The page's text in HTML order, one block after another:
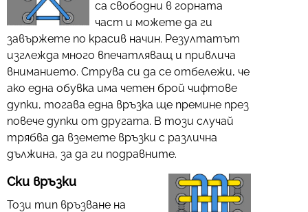
са свободни в горната
част и можете да ги
завържете по красив начин. Резултатът
изглежда много впечатляващ и привлича
вниманието. Струва си да се отбележи, че
ако една обувка има четен брой чифтове
дупки, тогава една връзка ще премине през
повече дупки от другата. В този случай
трябва да вземете връзки с различна
дължина, за да ги подравните.
Ски връзки
Този тип връзване на